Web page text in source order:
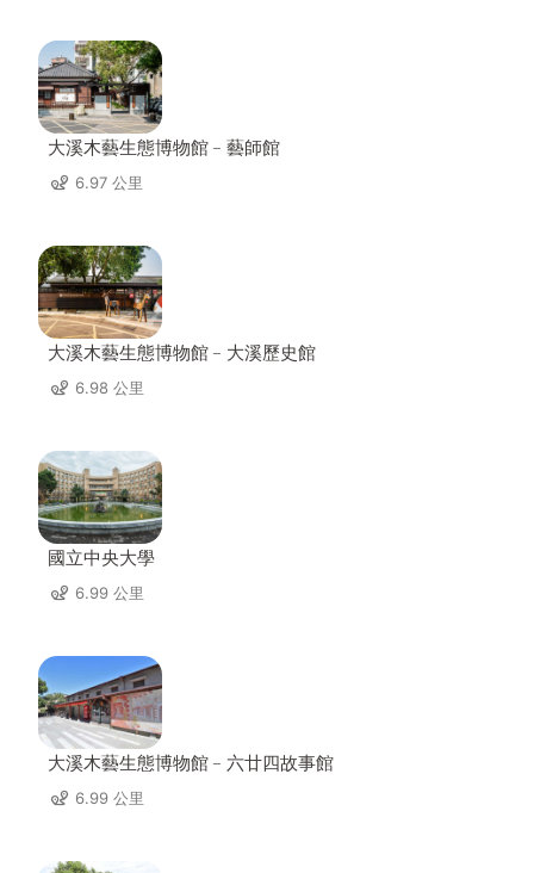
大溪木藝生態博物館﹣藝師館
6.97 公里
大溪木藝生態博物館﹣大溪歷史館
6.98 公里
國立中央大學
6.99 公里
大溪木藝生態博物館﹣六廿四故事館
6.99 公里